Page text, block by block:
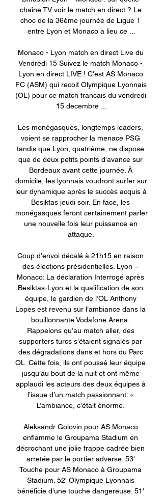
chaîne TV voir le match en direct ? Le
choc de la 36ème journée de Ligue 1
entre Lyon et Monaco a lieu ce ...
Monaco - Lyon match en direct Live du
Vendredi 15 Suivez le match Monaco -
Lyon en direct LIVE ! C'est AS Monaco
FC (ASM) qui recoit Olympique Lyonnais
(OL) pour ce match francais du vendredi
15 decembre ...
Les monégasques, longtemps leaders,
voient se rapprocher la menace PSG
tandis que Lyon, quatrième, ne dispose
que de deux petits points d’avance sur
Bordeaux avant cette journée. À
domicile, les lyonnais voudront surfer sur
leur dynamique après le succès acquis à
Besiktas jeudi soir. En face, les
monégasques feront certainement parler
une nouvelle fois leur puissance en
attaque.
Coup d’envoi décalé à 21h15 en raison
des élections présidentielles. Lyon –
Monaco: La déclaration Interrogé après
Besiktas-Lyon et la qualification de son
équipe, le gardien de l’OL Anthony
Lopes est revenu sur l’ambiance dans la
bouillonnante Vodafone Arena.
Rappelons qu’au match aller, des
supporters turcs s’étaient signalés par
des dégradations dans et hors du Parc
OL. Cette fois, ils ont poussé leur équipe
jusqu’au bout de la nuit et ont même
applaudi les acteurs des deux équipes à
l’issue d’un match passionnant: «
L’ambiance, c’était énorme.
Aleksandr Golovin pour AS Monaco
enflamme le Groupama Stadium en
décrochant une jolie frappe cadrée bien
arretée par le portier adverse. 53'
Touche pour AS Monaco à Groupama
Stadium. 52' Olympique Lyonnais
bénéficie d'une touche dangereuse. 51'